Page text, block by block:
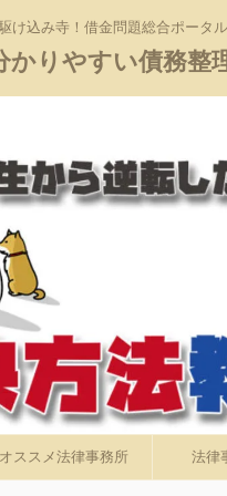
込み寺！借金問題総合ポータ
りやすい債務整
オススメ法律事務所 法律